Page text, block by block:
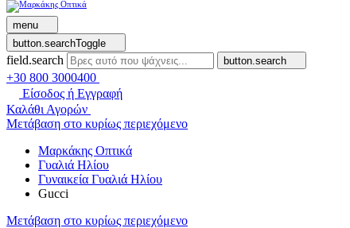
menu
button.searchToggle
field.search button.search
+30 800 3000400
Είσοδος ή Εγγραφή
Καλάθι Αγορών
Μετάβαση στο κυρίως περιεχόμενο
Μαρκάκης Οπτικά
Γυαλιά Ηλίου
Γυναικεία Γυαλιά Ηλίου
Gucci
Μετάβαση στο κυρίως περιεχόμενο